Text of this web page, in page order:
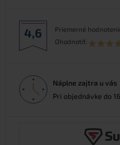
4,6 Priemerné
Ohodnotiť:
Náplne zajtra u vás
Pri objednávke do